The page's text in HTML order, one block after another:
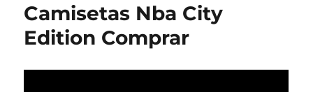
Camisetas Nba City
Edition Comprar